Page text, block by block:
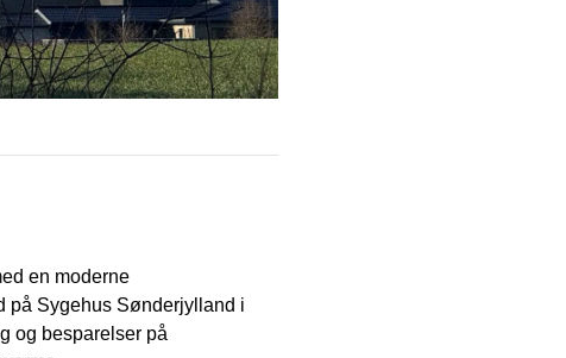
en moderne
på Sygehus Sønderjylland i
og besparelser på